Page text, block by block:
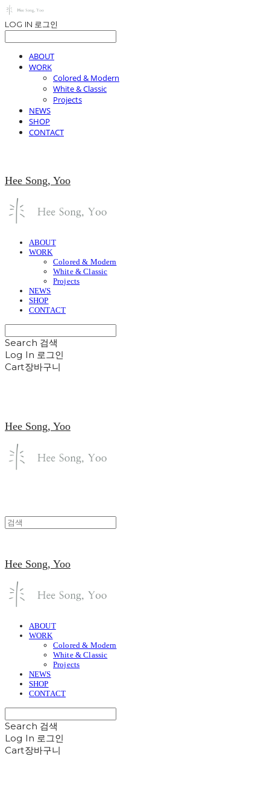
LOG IN 로그인
ABOUT
WORK
Colored & Modern
White & Classic
Projects
NEWS
SHOP
CONTACT
Hee Song, Yoo
ABOUT
WORK
Colored & Modern
White & Classic
Projects
NEWS
SHOP
CONTACT
Search 검색
Log In 로그인
Cart장바구니
Hee Song, Yoo
Hee Song, Yoo
ABOUT
WORK
Colored & Modern
White & Classic
Projects
NEWS
SHOP
CONTACT
Search 검색
Log In 로그인
Cart장바구니